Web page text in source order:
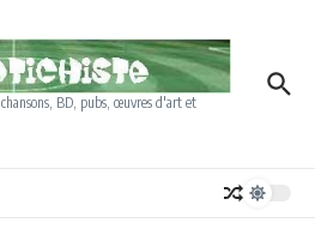
BD, pubs, œuvres d'art et